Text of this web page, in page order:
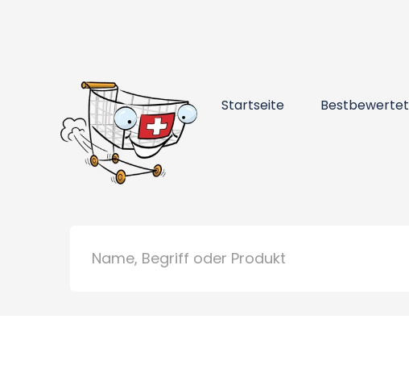
Startseite Bestbewertet